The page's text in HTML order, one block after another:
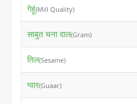
गेहूं(Mill Quality)
साबुत चना दाल(Gram)
तिल(Sesame)
ग्वार(Guaar)